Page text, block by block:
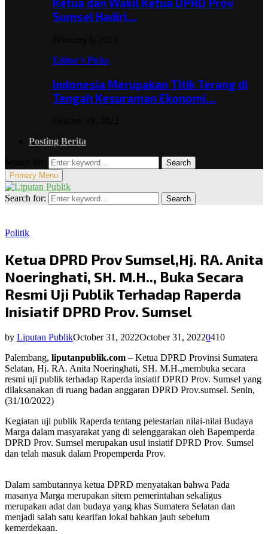
Ketua dan Wakil Ketua DPRD Prov
Sumsel Hadiri…
Editor's Picks
Indonesia Merupakan Titik Terang di
Tengah Kesuraman Ekonomi…
Posting Berita
Search
Primary Menu
Search for: Search
Politik
Ketua DPRD Prov Sumsel,Hj. RA. Anita
Noeringhati, SH. M.H.., Buka Secara
Resmi Uji Publik Terhadap Raperda
Inisiatif DPRD Prov. Sumsel
by Liputan PublikOctober 31, 2022October 31, 20220410
Palembang, liputanpublik.com – Ketua DPRD Provinsi Sumatera
Selatan, Hj. RA. Anita Noeringhati, SH. M.H.,membuka secara
resmi uji publik terhadap Raperda insiatif DPRD Prov. Sumsel yang
dilaksanakan di ruang badan anggaran DPRD Prov.sumsel. Senin,
(31/10/2022)
Kegiatan uji publik Raperda tentang pelestarian nilai-nilai Budaya
Marga dalam masyarakat yang di selenggarakan oleh Bapemperda
DPRD Prov. Sumsel merupakan usul insiatif DPRD Prov. Sumsel
dan telah masuk dalam Propemperda Prov.
Dalam sambutannya ketua DPRD menyatakan bahwa Pada
masanya Marga merupakan sitem pemerintahan sekaligus
merupakan adat dan budaya yang khas Sumatera Selatan dan
menjadi salah satu kearifan lokal bahkan jauh sebelum
kemerdekaan.